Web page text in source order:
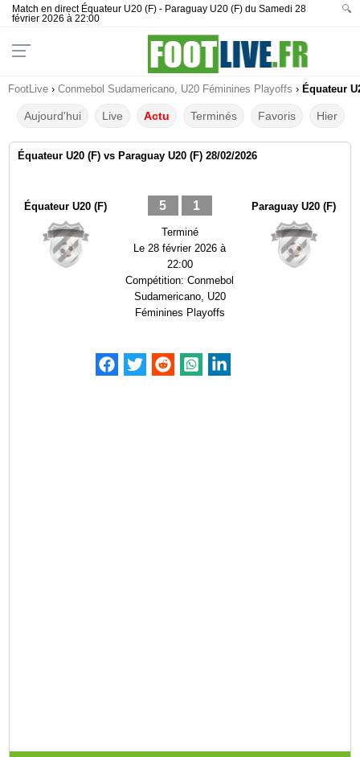
Match en direct Équateur U20 (F) - Paraguay U20 (F) du Samedi 28
février 2026 à 22:00
🔍
FootLive › Conmebol Sudamericano, U20 Féminines Playoffs › Équateur
Aujourd'hui Live Actu Terminés Favoris Hier
Équateur U20 (F) vs Paraguay U20 (F) 28/02/2026
Équateur U20 (F) 5 1
Terminé
Le28 février 2026 à
22:00
Compétition:Conmebol
Sudamericano, U20
Féminines Playoffs
Paraguay U20 (F)